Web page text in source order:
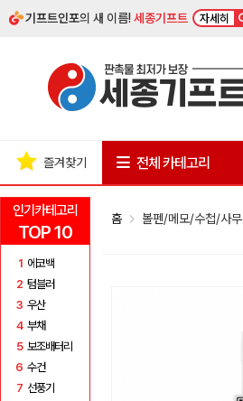
기프트인포의 새 이름!세종기프트 자세히
인기카테고리
TOP 10
1 에코백
2 텀블러
3 우산
4 부채
5 보조배터리
6 수건
7 선풍기
즐겨찾기 전체 카테고리
홈 볼펜/메모/수첩/사무